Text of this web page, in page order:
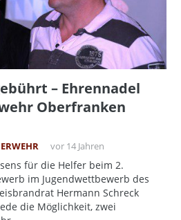
– Ehrennadel
Oberfranken
vor 14 Jahren
für die Helfer beim 2.
im Jugendwettbewerb des
Hermann Schreck
die Möglichkeit, zwei